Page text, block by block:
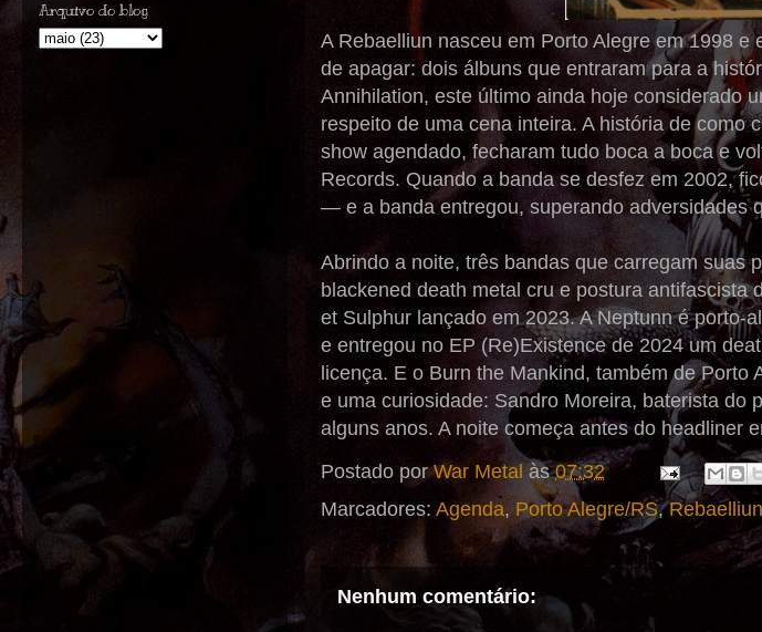
A Rebaelliun nasceu em Porto Alegre em 1998
de apagar: dois álbuns que entraram para a
Annihilation, este último ainda hoje considerado
respeito de uma cena inteira. A história de como
show agendado, fecharam tudo boca a boca e
Records. Quando a banda se desfez em 2002,
— e a banda entregou, superando adversidades
Abrindo a noite, três bandas que carregam suas
blackened death metal cru e postura
et Sulphur lançado em 2023. A Neptunn é porto-
e entregou no EP (Re)Existence de 2024 um
licença. E o Burn the Mankind, também de
e uma curiosidade: Sandro Moreira, baterista do
alguns anos. A noite começa antes do headliner
Postado porWar Metal às07:32
Marcadores: Agenda, Porto Alegre/RS,Rebaelliun
Nenhum comentário:
Arquivo do blog